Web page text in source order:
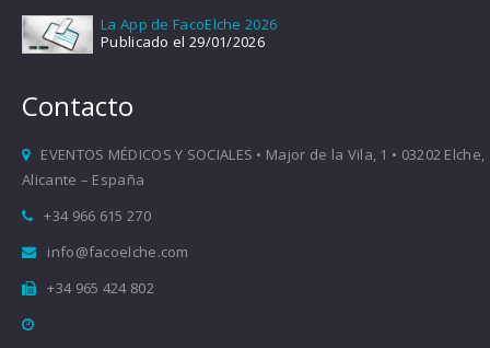
La App de FacoElche 2026
Publicado el 29/01/2026
Contacto
EVENTOS MÉDICOS Y SOCIALES • Major de la Vila, 1 • 03202 Elche,
Alicante – España
+34 966 615 270
info@facoelche.com
+34 965 424 802